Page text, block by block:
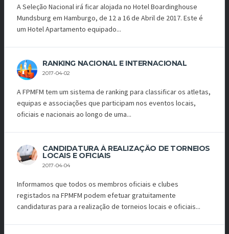
A Seleção Nacional irá ficar alojada no Hotel Boardinghouse
Mundsburg em Hamburgo, de 12 a 16 de Abril de 2017. Este é
um Hotel Apartamento equipado...
RANKING NACIONAL E INTERNACIONAL
2017-04-02
A FPMFM tem um sistema de ranking para classificar os atletas,
equipas e associações que participam nos eventos locais,
oficiais e nacionais ao longo de uma...
CANDIDATURA À REALIZAÇÃO DE TORNEIOS
LOCAIS E OFICIAIS
2017-04-04
Informamos que todos os membros oficiais e clubes
registados na FPMFM podem efetuar gratuitamente
candidaturas para a realização de torneios locais e oficiais...